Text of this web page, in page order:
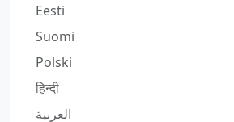
Eesti
Suomi
Polski
हिन्दी
العربية